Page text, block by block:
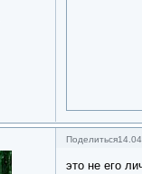
Поделиться
это не его